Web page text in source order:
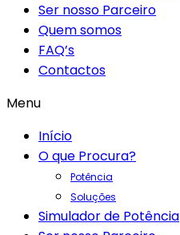
Ser nosso Parceiro
Quem somos
FAQ’s
Contactos
Menu
Início
O que Procura?
Potência
Soluções
Simulador de Potência